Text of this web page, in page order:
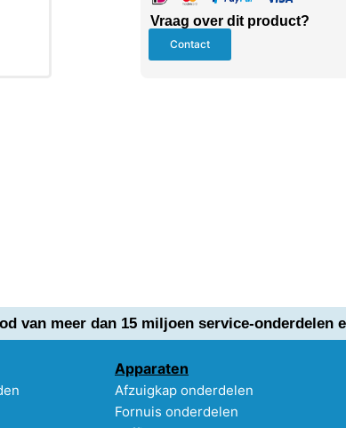
Vraag over dit product?
Contact
van meer dan 15 miljoen service-onderdelen
Apparaten
Afzuigkap onderdelen
Fornuis onderdelen